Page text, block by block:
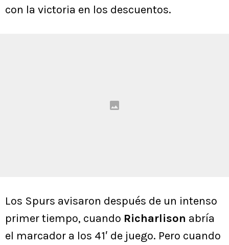
con la victoria en los descuentos.
Los Spurs avisaron después de un intenso
primer tiempo, cuando Richarlison abría
el marcador a los 41′ de juego. Pero cuando